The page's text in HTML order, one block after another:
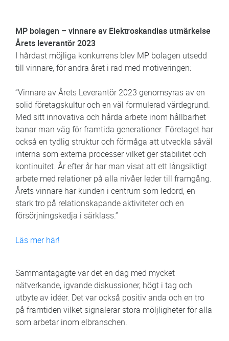
MP bolagen – vinnare av Elektroskandias utmärkelse
Årets leverantör 2023
I hårdast möjliga konkurrens blev MP bolagen utsedd
till vinnare, för andra året i rad med motiveringen:
”Vinnare av Årets Leverantör 2023 genomsyras av en
solid företagskultur och en väl formulerad värdegrund.
Med sitt innovativa och hårda arbete inom hållbarhet
banar man väg för framtida generationer. Företaget har
också en tydlig struktur och förmåga att utveckla såväl
interna som externa processer vilket ger stabilitet och
kontinuitet. År efter år har man visat att ett långsiktigt
arbete med relationer på alla nivåer leder till framgång.
Årets vinnare har kunden i centrum som ledord, en
stark tro på relationskapande aktiviteter och en
försörjningskedja i särklass.”
Läs mer här!
Sammantagagte var det en dag med mycket
nätverkande, igvande diskussioner, högt i tag och
utbyte av idéer. Det var också positiv anda och en tro
på framtiden vilket signalerar stora möljligheter för alla
som arbetar inom elbranschen.